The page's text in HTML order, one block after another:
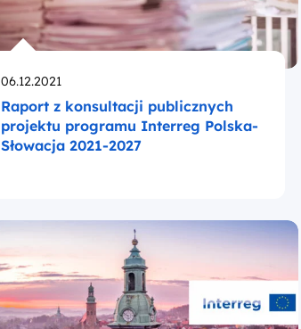
Opublikowano
06.12.2021
Raport z konsultacji publicznych
projektu programu Interreg Polska-
Słowacja 2021-2027